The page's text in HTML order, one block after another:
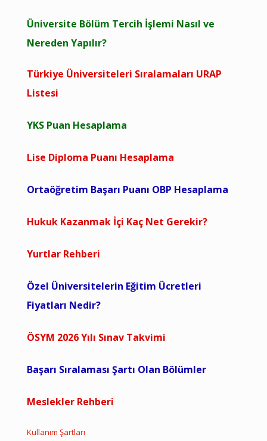
Üniversite Bölüm Tercih İşlemi Nasıl ve
Nereden Yapılır?
Türkiye Üniversiteleri Sıralamaları URAP
Listesi
YKS Puan Hesaplama
Lise Diploma Puanı Hesaplama
Ortaöğretim Başarı Puanı OBP Hesaplama
Hukuk Kazanmak İçi Kaç Net Gerekir?
Yurtlar Rehberi
Özel Üniversitelerin Eğitim Ücretleri
Fiyatları Nedir?
ÖSYM 2026 Yılı Sınav Takvimi
Başarı Sıralaması Şartı Olan Bölümler
Meslekler Rehberi
Kullanım Şartları